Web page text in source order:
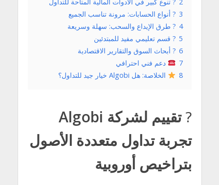
3 ? أنواع الحسابات: مرونة تناسب الجميع
4 ? طرق الإيداع والسحب: سهلة وسريعة
5 ? قسم تعليمي مفيد للمبتدئين
6 ? أبحاث السوق والتقارير الاقتصادية
7
دعم فني احترافي
8
الخلاصة: هل Algobi خيار جيد للتداول؟
?
تقييم لشركة Algobi
تجربة تداول متعددة الأصول
بتراخيص أوروبية